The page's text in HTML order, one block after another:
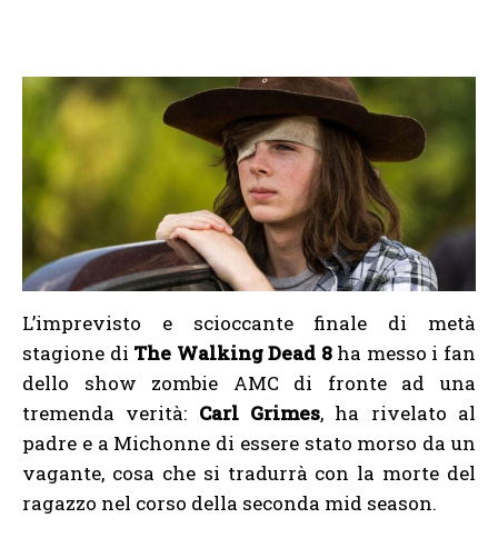
L’imprevisto e scioccante finale di metà
stagione di The Walking Dead 8ha messo i fan
dello show zombie AMC di fronte ad una
tremenda verità: Carl Grimes, ha rivelato al
padre e a Michonne di essere stato morso da un
vagante, cosa che si tradurrà con la morte del
ragazzo nel corso della seconda mid season.